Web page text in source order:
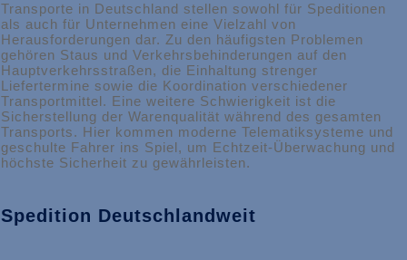
Transporte in Deutschland stellen sowohl für Speditionen
als auch für Unternehmen eine Vielzahl von
Herausforderungen dar. Zu den häufigsten Problemen
gehören Staus und Verkehrsbehinderungen auf den
Hauptverkehrsstraßen, die Einhaltung strenger
Liefertermine sowie die Koordination verschiedener
Transportmittel. Eine weitere Schwierigkeit ist die
Sicherstellung der Warenqualität während des gesamten
Transports. Hier kommen moderne Telematiksysteme und
geschulte Fahrer ins Spiel, um Echtzeit-Überwachung und
höchste Sicherheit zu gewährleisten.
Spedition Deutschlandweit